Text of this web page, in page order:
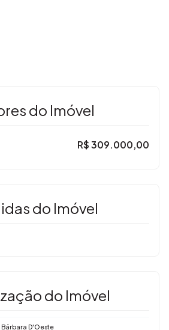
do Imóvel
R$ 309.000,00
do Imóvel
do Imóvel
Bárbara D'Oeste